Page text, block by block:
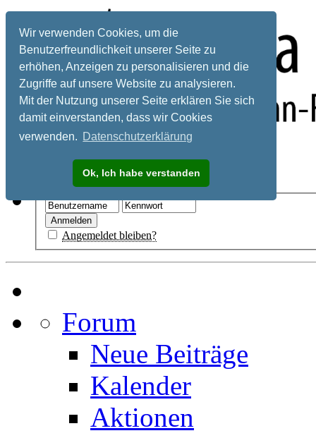
Wir verwenden Cookies, um die
Benutzerfreundlichkeit unserer Seite zu
erhöhen, Anzeigen zu personalisieren und die
Zugriffe auf unsere Website zu analysieren.
Mit der Nutzung unserer Seite erklären Sie sich
damit einverstanden, dass wir Cookies
verwenden. Datenschutzerklärung
Ok, Ich habe verstanden
Registrieren
Angemeldet bleiben?
Forum
Neue Beiträge
Kalender
Aktionen